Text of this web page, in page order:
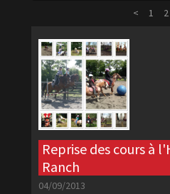
< 1 2
Reprise des cours à
Ranch
04/09/2013